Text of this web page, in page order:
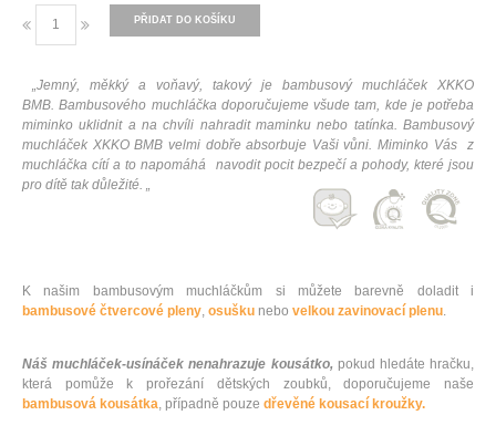
PŘIDAT DO KOŠÍKU
„Jemný, měkký a voňavý, takový je bambusový muchláček XKKO
BMB. Bambusového muchláčka doporučujeme všude tam, kde je potřeba
miminko uklidnit a na chvíli nahradit maminku nebo tatínka. Bambusový
muchláček XKKO BMB velmi dobře absorbuje Vaši vůni. Miminko Vás z
muchláčka cítí a to napomáhá navodit pocit bezpečí a pohody, které jsou
pro dítě tak důležité. „
K našim bambusovým muchláčkům si můžete barevně doladit i
bambusové čtvercové pleny, osušku nebo velkou zavinovací plenu.
Náš muchláček-usínáček nenahrazuje kousátko,pokud hledáte hračku,
která pomůže k prořezání dětských zoubků, doporučujeme naše
bambusová kousátka, případně pouze dřevěné kousací kroužky.